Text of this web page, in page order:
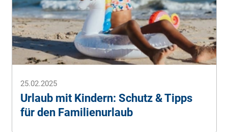
25.02.2025
Urlaub mit Kindern: Schutz & Tipps
für den Familienurlaub